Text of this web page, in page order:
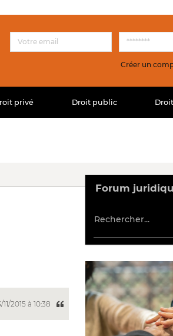
Créer un
privé Droit public
11/2015 à 10:38
Forum